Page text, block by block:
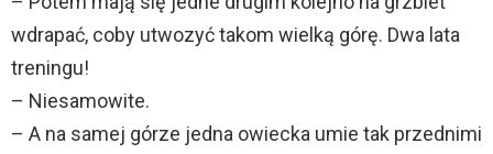
wdrapać, coby utwozyć takom wielką górę. Dwa lata
treningu!
– Niesamowite.
– A na samej górze jedna owiecka umie tak przednimi